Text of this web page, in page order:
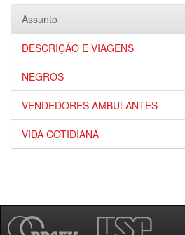
Assunto
DESCRIÇÃO E VIAGENS
NEGROS
VENDEDORES AMBULANTES
VIDA COTIDIANA